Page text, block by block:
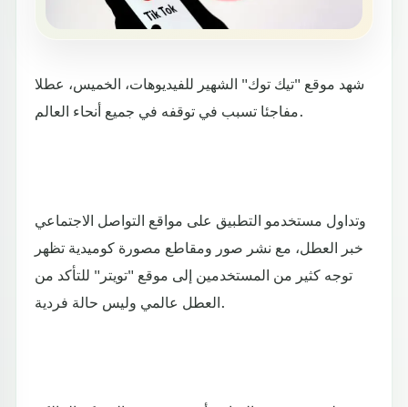
شهد موقع "تيك توك" الشهير للفيديوهات، الخميس، عطلا
مفاجئا تسبب في توقفه في جميع أنحاء العالم.
وتداول مستخدمو التطبيق على مواقع التواصل الاجتماعي
خبر العطل، مع نشر صور ومقاطع مصورة كوميدية تظهر
توجه كثير من المستخدمين إلى موقع "تويتر" للتأكد من
العطل عالمي وليس حالة فردية.